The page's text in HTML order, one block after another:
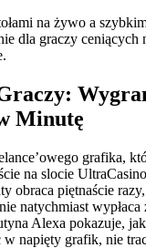
na żywo a
dla graczy
Minutę
grafika,
na slocie
obraca piętnaście
natychmiast
Alexa pokazuje,
w napięty grafik, nie